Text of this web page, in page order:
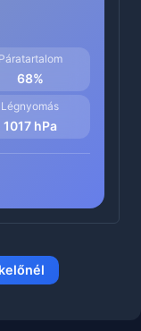
Páratartalom
68%
Légnyomás
1017 hPa